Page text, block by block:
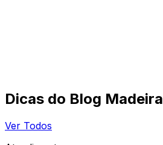
Dicas do Blog Madeira
Ver Todos